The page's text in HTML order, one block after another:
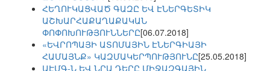
ՀԵՂՈՒԿԱՑՎԱԾ ԳԱԶԸ ԵՎ ԷՆԵՐԳԵՏԻԿ
ԱՇԽԱՐՀԱՔԱՂԱՔԱԿԱՆ
ՓՈՓՈԽՈՒԹՅՈՒՆՆԵՐԸ[06.07.2018]
«ԵՎՐՈՊԱՅԻ ԱՏՈՄԱՅԻՆ ԷՆԵՐԳԻԱՅԻ
ՀԱՄԱՅՆՔ» ԿԱԶՄԱԿԵՐՊՈՒԹՅՈՒՆԸ[25.05.2018]
ԱԷՄԳ-Ն ԵՎ ՆՐԱ ԴԵՐԸ ՄԻՋԱԶԳԱՅԻՆ